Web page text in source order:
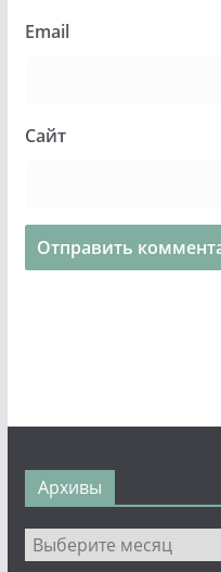
Email
Сайт
Архивы
Архивы